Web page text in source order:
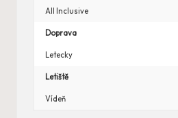
All Inclusive
Doprava
Letecky
Letiště
Vídeň